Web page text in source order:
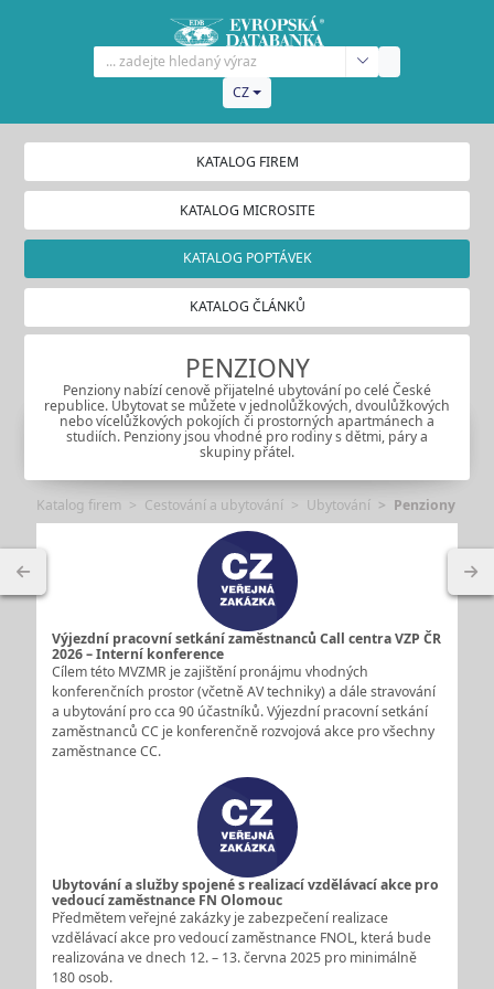
CZ
KATALOG FIREM
KATALOG MICROSITE
KATALOG POPTÁVEK
KATALOG ČLÁNKŮ
PENZIONY
Penziony nabízí cenově přijatelné ubytování po celé České
republice. Ubytovat se můžete v jednolůžkových, dvoulůžkových
nebo vícelůžkových pokojích či prostorných apartmánech a
studiích. Penziony jsou vhodné pro rodiny s dětmi, páry a
skupiny přátel.
Katalog firem Cestování a ubytování Ubytování Penziony
Výjezdní pracovní setkání zaměstnanců Call centra VZP ČR
2026 – Interní konference
Cílem této MVZMR je zajištění pronájmu vhodných
konferenčních prostor (včetně AV techniky) a dále stravování
a ubytování pro cca 90 účastníků. Výjezdní pracovní setkání
zaměstnanců CC je konferenčně rozvojová akce pro všechny
zaměstnance CC.
Ubytování a služby spojené s realizací vzdělávací akce pro
vedoucí zaměstnance FN Olomouc
Předmětem veřejné zakázky je zabezpečení realizace
vzdělávací akce pro vedoucí zaměstnance FNOL, která bude
realizována ve dnech 12. – 13. června 2025 pro minimálně
180 osob.